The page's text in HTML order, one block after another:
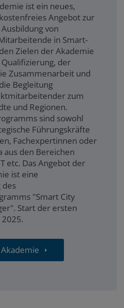
ist ein neues,
Angebot zur
von
in Smart-
Zielen der Akademie
der
Zusammenarbeit und
Begleitung
zum
und Regionen.
sind sowohl
Führungskräfte
Fachexpertinnen oder
aus den Bereichen
etc. Das Angebot der
ist eine
"Smart City
Start der ersten